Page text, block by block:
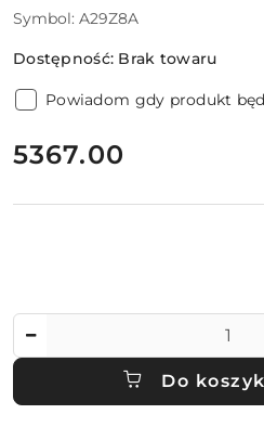
Symbol: A29Z8A
Dostępność: Brak towaru
Powiadom gdy produkt
cena:
5367.00
Do